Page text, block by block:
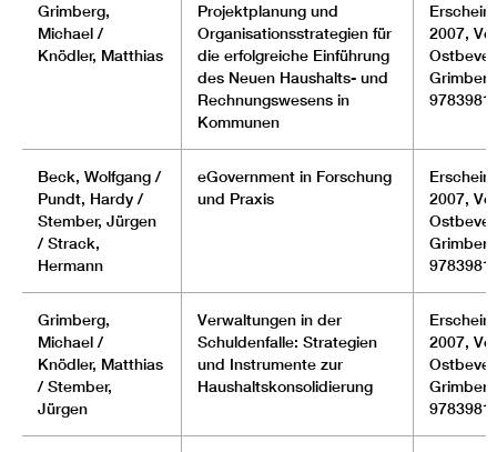
Grimberg,
Michael /
Knödler, Matthias
Projektplanung und
Organisationsstrategien für
die erfolgreiche Einführung
des Neuen Haushalts- und
Rechnungswesens in
Kommunen
2007,
Beck, Wolfgang /
Pundt, Hardy /
Stember, Jürgen
/ Strack,
Hermann
eGovernment in Forschung
und Praxis
2007,
Grimberg,
Michael /
Knödler, Matthias
/ Stember,
Jürgen
Verwaltungen in der
Schuldenfalle: Strategien
und Instrumente zur
Haushaltskonsolidierung
2007,